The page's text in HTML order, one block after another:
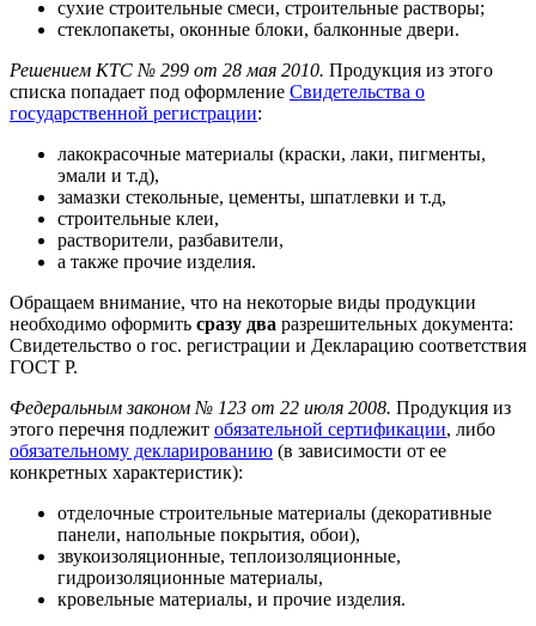
сухие строительные смеси, строительные растворы;
стеклопакеты, оконные блоки, балконные двери.
Решением КТС № 299 от 28 мая 2010. Продукция из этого
списка попадает под оформление Свидетельства о
государственной регистрации:
лакокрасочные материалы (краски, лаки, пигменты,
эмали и т.д),
замазки стекольные, цементы, шпатлевки и т.д,
строительные клеи,
растворители, разбавители,
а также прочие изделия.
Обращаем внимание, что на некоторые виды продукции
необходимо оформить сразу два разрешительных документа:
Свидетельство о гос. регистрации и Декларацию соответствия
ГОСТ Р.
Федеральным законом № 123 от 22 июля 2008. Продукция из
этого перечня подлежит обязательной сертификации, либо
обязательному декларированию (в зависимости от ее
конкретных характеристик):
отделочные строительные материалы (декоративные
панели, напольные покрытия, обои),
звукоизоляционные, теплоизоляционные,
гидроизоляционные материалы,
кровельные материалы, и прочие изделия.